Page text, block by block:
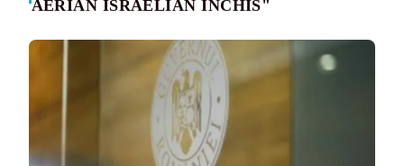
AERIAN ISRAELIAN INCHIS"